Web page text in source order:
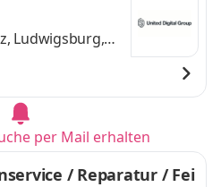
Ludwigsburg,
per Mail erhalten
/ Reparatur / Fei